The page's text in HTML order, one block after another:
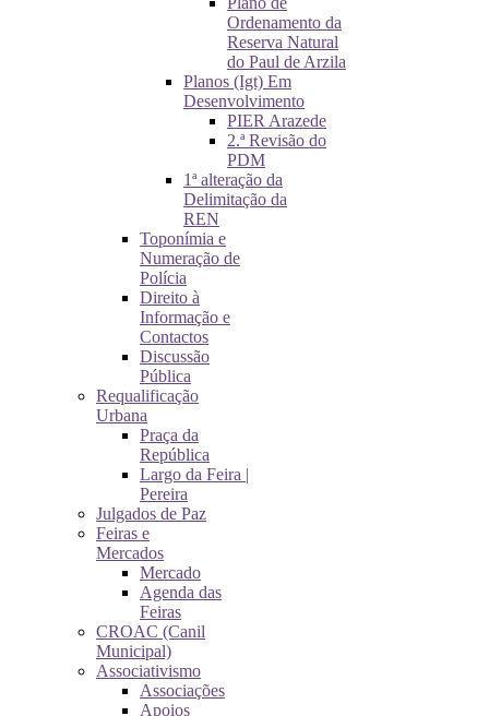
Ordenamento da
Reserva Natural
do Paul de Arzila
Planos (Igt) Em
Desenvolvimento
PIER Arazede
2.ª Revisão do
PDM
1ª alteração da
Delimitação da
REN
Toponímia e
Numeração de
Polícia
Direito à
Informação e
Contactos
Discussão
Pública
Requalificação
Urbana
Praça da
República
Largo da Feira |
Pereira
Julgados de Paz
Feiras e
Mercados
Mercado
Agenda das
Feiras
CROAC (Canil
Municipal)
Associativismo
Associações
Apoios